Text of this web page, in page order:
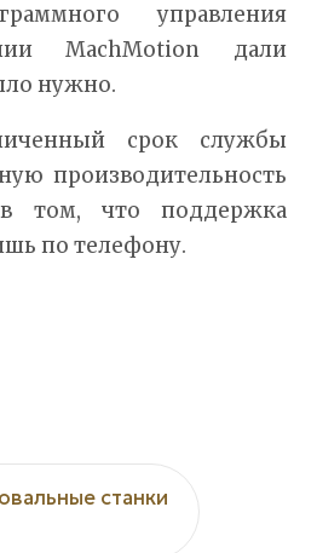
управления
MachMotion дали
нужно.
срок службы
производительность
том, что поддержка
по телефону.
станки